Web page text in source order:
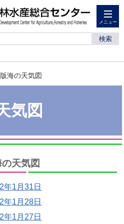
メニュー
検索
海の天気図
気図
天気図
年1月31日
年1月28日
年1月27日